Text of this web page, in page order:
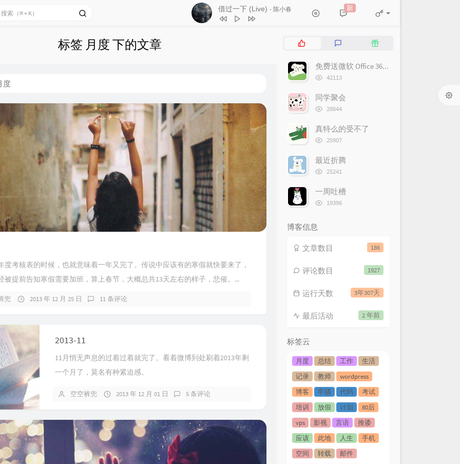
借过一下 (Live) - 陈小春
周深深
柒月
怪阿姨
6 等（深情女声版） 正在进行石女士
新
标签 月度 下的文章
度
度考核表的时候，也就意味着一年又完了。传说中应该有的寒假就快要来了，
被提前告知寒假需要加班，算上春节，大概总共13天左右的样子，悲催。...
兜 2013 年 12 月 25 日 11 条评论
2013-11
11月悄无声息的过着过着就完了。看着微博到处刷着2013年剩
一个月了，莫名有种紧迫感。
空空裤兜 2013 年 12 月 01 日 5 条评论
热
文
章
评
论
随
文免费送微软 Office 365 服务套件
浏
次
数:
42113
同学聚会
浏
次
数:
28644
真特么的受不了
浏
次
数:
25907
最近折腾
浏
次
数:
25241
一周吐槽
浏
19396
博客信息
186
文章数目
1927
评论数目
3年307天
运行天数
2 年前
最后活动
标签云
月度 总结 工作
生活
记录
教师
wordpress
博客
牢骚 代码
考试
培训
放假 计划
80后
vps
影视 言语
推诿
应该
此地 人生
手机
空间
转载
邮件